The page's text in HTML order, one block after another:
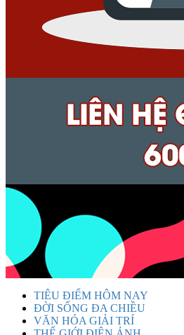
TIÊU ĐIỂM HÔM NAY
ĐỜI SỐNG ĐA CHIỀU
VĂN HÓA GIẢI TRÍ